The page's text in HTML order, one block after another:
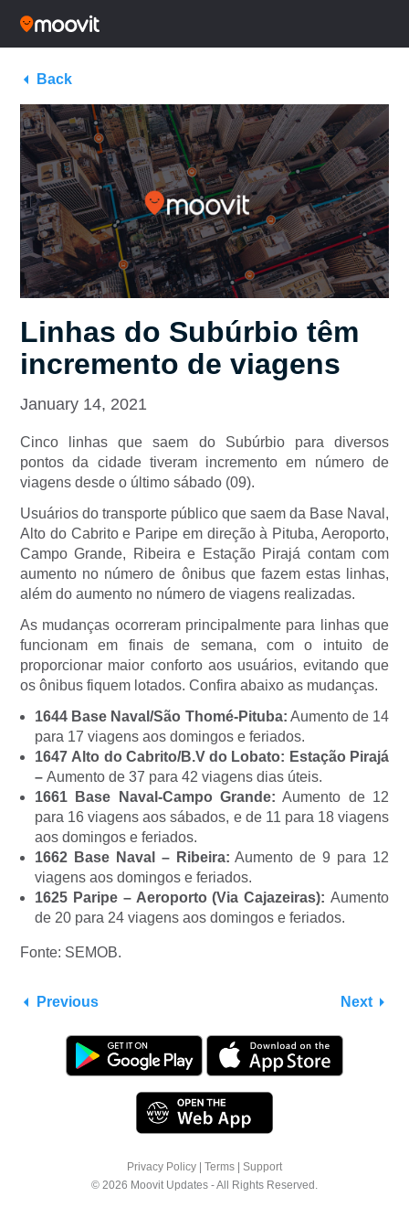
Back
Linhas do Subúrbio têm
incremento de viagens
January 14, 2021
Cinco linhas que saem do Subúrbio para diversos
pontos da cidade tiveram incremento em número de
viagens desde o último sábado (09).
Usuários do transporte público que saem da Base Naval,
Alto do Cabrito e Paripe em direção à Pituba, Aeroporto,
Campo Grande, Ribeira e Estação Pirajá contam com
aumento no número de ônibus que fazem estas linhas,
além do aumento no número de viagens realizadas.
As mudanças ocorreram principalmente para linhas que
funcionam em finais de semana, com o intuito de
proporcionar maior conforto aos usuários, evitando que
os ônibus fiquem lotados. Confira abaixo as mudanças.
1644 Base Naval/São Thomé-Pituba: Aumento de 14
para 17 viagens aos domingos e feriados.
1647 Alto do Cabrito/B.V do Lobato: Estação Pirajá
– Aumento de 37 para 42 viagens dias úteis.
1661 Base Naval-Campo Grande: Aumento de 12
para 16 viagens aos sábados, e de 11 para 18 viagens
aos domingos e feriados.
1662 Base Naval – Ribeira: Aumento de 9 para 12
viagens aos domingos e feriados.
1625 Paripe – Aeroporto (Via Cajazeiras): Aumento
de 20 para 24 viagens aos domingos e feriados.
Fonte: SEMOB.
Previous Next
Privacy Policy Terms
Support
© 2026 Moovit Updates - All Rights Reserved.